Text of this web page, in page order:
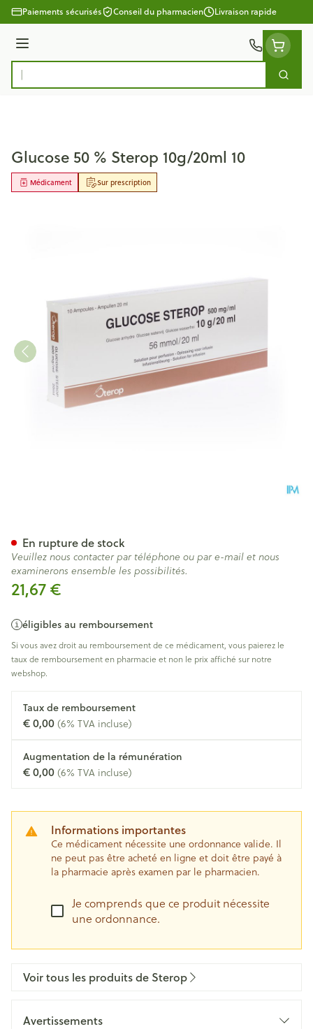
Aller au contenu
Paiements sécurisés Conseil du pharmacien Livraison rapide
Menu
Rechercher
Glucose 50 % Sterop 10g/20ml 10
Sur prescription
Médicament
21,67 €
éligibles au remboursement
Si vous avez droit au remboursement de ce médicament, vous paierez le
taux de remboursement en pharmacie et non le prix affiché sur notre
webshop.
Taux de remboursement
€ 0,00(6% TVA incluse)
Augmentation de la rémunération
€ 0,00(6% TVA incluse)
Informations importantes
Ce médicament nécessite une ordonnance valide. Il
ne peut pas être acheté en ligne et doit être payé à
la pharmacie après examen par le pharmacien.
Je comprends que ce produit nécessite
une ordonnance.
En rupture de stock
Veuillez nous contacter par téléphone ou par e-mail et nous
examinerons ensemble les possibilités.
Voir tous les produits de Sterop
Avertissements